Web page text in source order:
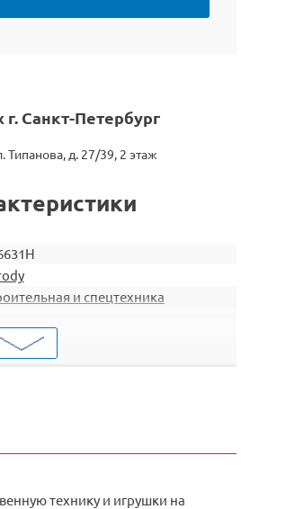
Санкт-Петербург
Типанова, д. 27/39, 2 этаж
и спецтехника
технику и игрушки на